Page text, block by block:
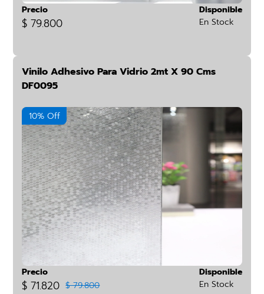
Precio
$ 79.800
Disponible
En Stock
Vinilo Adhesivo Para Vidrio 2mt X 90 Cms
DF0095
10% Off
Precio
$ 71.820 $ 79.800
Disponible
En Stock